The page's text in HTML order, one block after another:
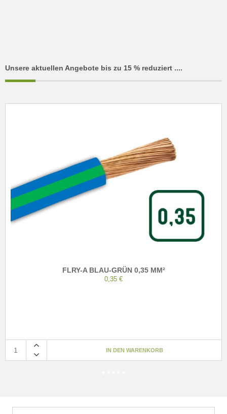
Unsere aktuellen Angebote bis zu 15 % reduziert ....
FLRY-A BLAU-GRÜN 0,35 MM²
0,35 €